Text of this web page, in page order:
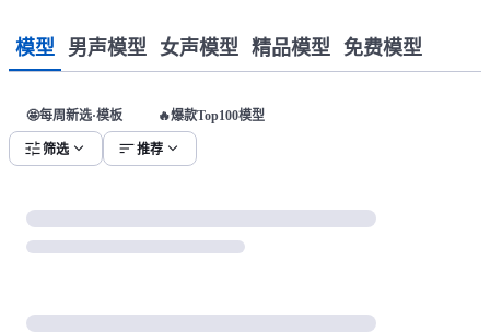
模型 男声模型 女声模型 精品模型 免费模型
🤩每周新选·模板 🔥爆款Top100模型
tune筛选 expand_more sort推荐 expand_more